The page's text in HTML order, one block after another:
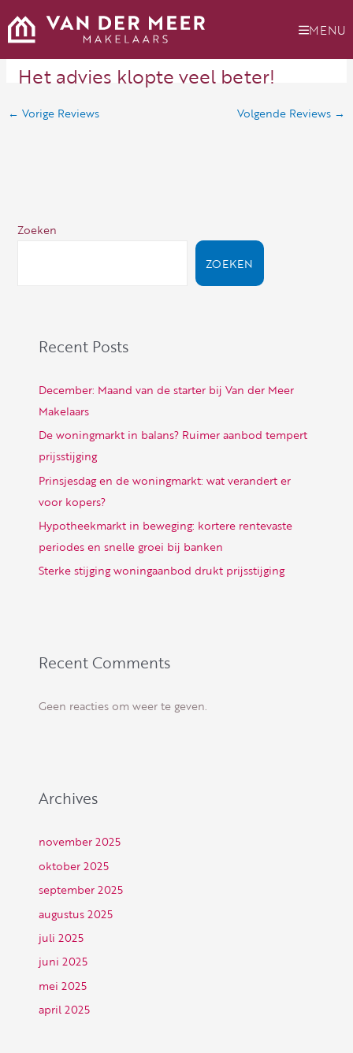
naar
de
MENU
Het advies klopte veel beter!
← Vorige Reviews Volgende Reviews →
Zoeken
ZOEKEN
Recent Posts
December: Maand van de starter bij Van der Meer
Makelaars
De woningmarkt in balans? Ruimer aanbod tempert
prijsstijging
Prinsjesdag en de woningmarkt: wat verandert er
voor kopers?
Hypotheekmarkt in beweging: kortere rentevaste
periodes en snelle groei bij banken
Sterke stijging woningaanbod drukt prijsstijging
Recent Comments
Geen reacties om weer te geven.
Archives
november 2025
oktober 2025
september 2025
augustus 2025
juli 2025
juni 2025
mei 2025
april 2025